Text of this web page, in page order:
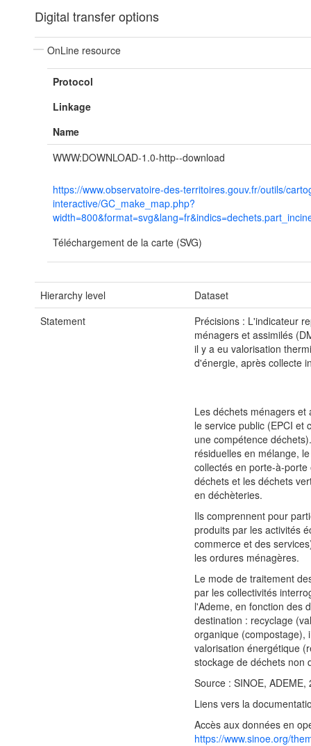
Digital transfer options
OnLine resource
Protocol
Linkage
Name
WWW:DOWNLOAD-1.0-http--download
https://www.observatoire-des-territoires.gouv.fr/outils/
interactive/GC_make_map.php?
Téléchargement de la carte (SVG)
Hierarchy level
Dataset
Statement
Précisions : L'indicateur
ménagers et assimilés
il y a eu valorisation
d'énergie, après collecte
Les déchets ménagers et
le service public (EPCI et
une compétence
résiduelles en mélange,
collectés en porte-à-
déchets et les déchets
en déchèteries.
Ils comprennent pour
produits par les activités
commerce et des
les ordures ménagères.
Le mode de traitement
par les collectivités
l'Ademe, en fonction des
destination : recyclage
organique (compostage),
valorisation énergétique
stockage de déchets non
Source : SINOE, ADEME,
Liens vers la
Accès aux données en
https://www.sinoe.org/